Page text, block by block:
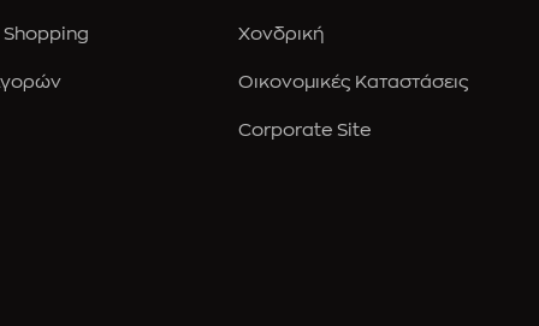
Shopping Χονδρική
Οικονομικές Καταστάσεις
Corporate Site